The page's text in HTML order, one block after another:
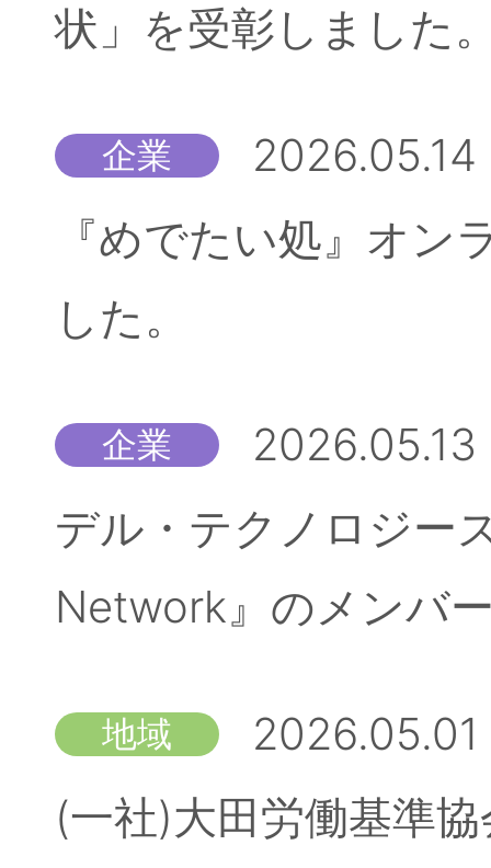
状」を受彰しました
企業
2026.05.14
『めでたい処』オ
した。
企業
2026.05.13
デル・テクノロジー
Network』のメンバ
地域
2026.05.01
(一社)大田労働基準